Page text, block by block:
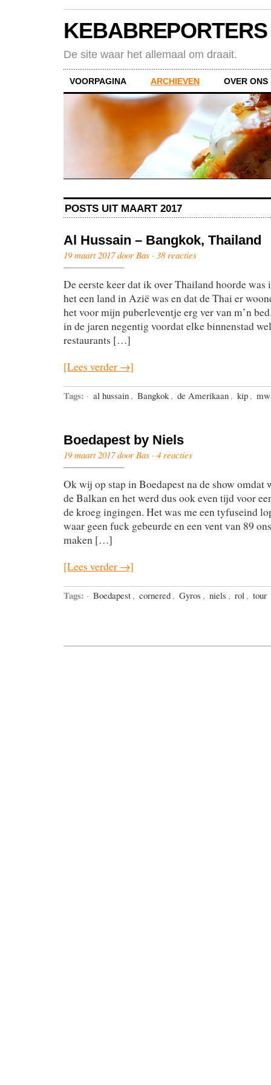
KEBABREPORTERS
De site waar het allemaal om draait.
VOORPAGINA ARCHIEVEN OVER ONS
POSTS UIT MAART 2017
Al Hussain – Bangkok, Thailand
19 maart 2017 door Bas · 38 reacties
De eerste keer dat ik over Thailand hoorde
het een land in Azië was en dat de Thai er
het voor mijn puberleventje erg ver van m’n
in de jaren negentig voordat elke binnenstad
restaurants […]
[Lees verder →]
Tags: · al hussain , Bangkok , de Amerikaan , kip ,
Boedapest by Niels
19 maart 2017 door Bas · 4 reacties
Ok wij op stap in Boedapest na de show omdat
de Balkan en het werd dus ook even tijd voor
de kroeg ingingen. Het was me een tyfuseind
waar geen fuck gebeurde en een vent van 89
maken […]
[Lees verder →]
Tags: · Boedapest , cornered , Gyros , niels , rol , tour